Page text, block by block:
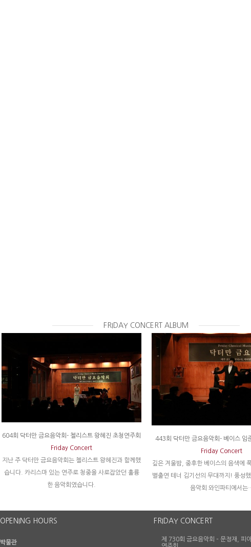
FRIDAY CONCERT ALBUM
604회 닥터만 금요음악회- 첼리스트 왕혜진 초청연주회
Friday Concert
지난 주 닥터만 금요음악회는 첼리스트 왕혜진과 함께했
습니다. 카리스마 있는 연주로 청중을 사로잡았던 훌륭
한 음악회였습니다.
443회 닥터만 금요음악회- 베이스 임
Friday Concert
깊은 겨울밤, 중후한 베이스의 음색에
별출연 테너 김기선의 무대까지! 풍성
음악회 와인파티에서는
OPENING HOURS
박물관
FRIDAY CONCERT
제 730회 금요음악회 – 문정재, 피